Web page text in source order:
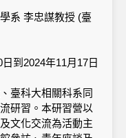
系 李忠謀教授 (臺
到2024年11月17日
臺科大相關科系同
研習。本研習營以
文化交流為活動主